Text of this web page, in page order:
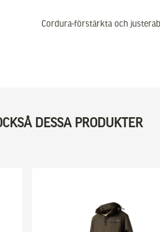
Cordura-förstärkta och
DESSA PRODUKTER